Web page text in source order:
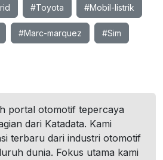
#Toyota #Mobil-listrik
#Marc-marquez #Sim
portal otomotif tepercaya
dari Katadata. Kami
terbaru dari industri otomotif
dunia. Fokus utama kami